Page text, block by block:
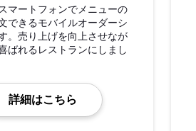
マートフォンでメニューの
できるモバイルオーダーシ
。売り上げを向上させなが
ばれるレストランにしまし
詳細はこちら